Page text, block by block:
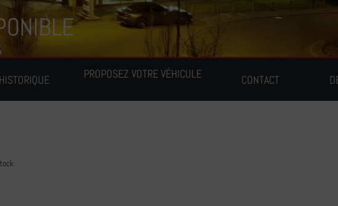
HISTORIQUE PROPOSEZ VOTRE VÉHICULE CONTACT